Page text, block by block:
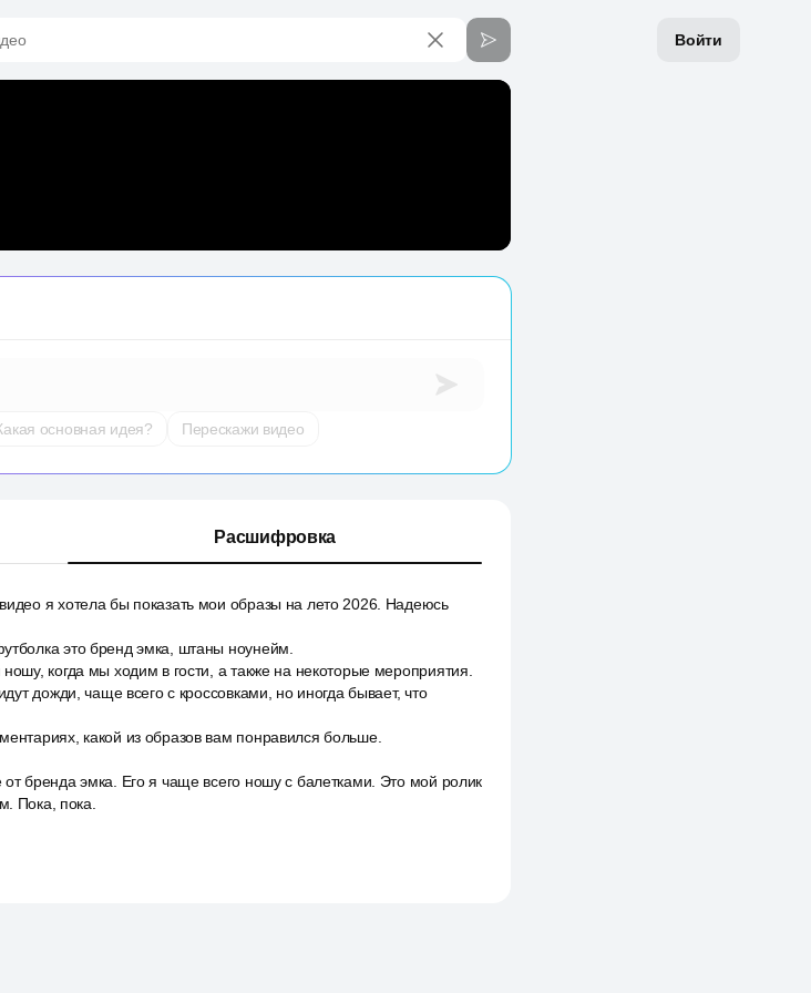
Войти
основная идея? Перескажи видео
Расшифровка
я хотела бы показать мои образы на лето 2026. Надеюсь
это бренд эмка, штаны ноунейм.
когда мы ходим в гости, а также на некоторые мероприятия.
дожди, чаще всего с кроссовками, но иногда бывает, что
какой из образов вам понравился больше.
бренда эмка. Его я чаще всего ношу с балетками. Это мой ролик
Пока, пока.